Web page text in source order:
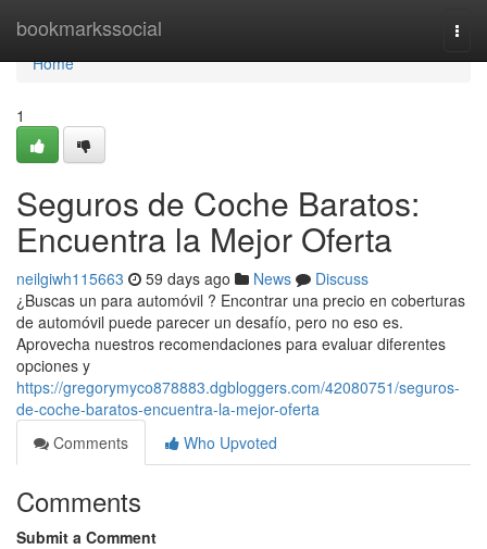
bookmarkssocial
Home
Home
1
Seguros de Coche Baratos:
Encuentra la Mejor Oferta
neilgiwh115663 59 days ago News
Discuss
¿Buscas un para automóvil ? Encontrar una precio en coberturas
de automóvil puede parecer un desafío, pero no eso es.
Aprovecha nuestros recomendaciones para evaluar diferentes
opciones y
https://gregorymyco878883.dgbloggers.com/42080751/seguros-
de-coche-baratos-encuentra-la-mejor-oferta
Comments
Who Upvoted
Comments
Submit a Comment